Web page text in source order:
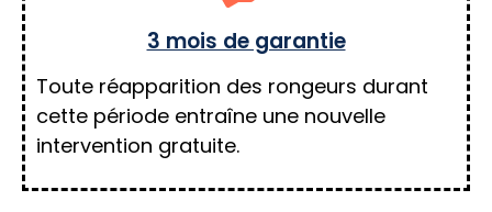
3 mois de garantie
Toute réapparition des rongeurs durant
cette période entraîne une nouvelle
intervention gratuite.